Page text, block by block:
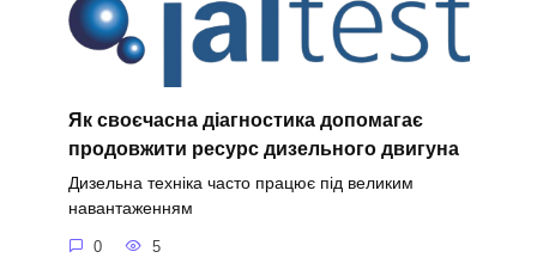
Як своєчасна діагностика допомагає
продовжити ресурс дизельного двигуна
Дизельна техніка часто працює під великим
навантаженням
0 5